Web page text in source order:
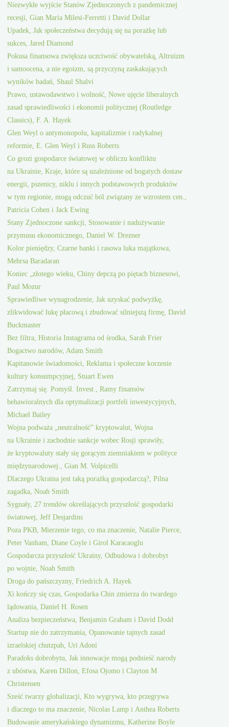
Niezwykłe wyjście Stanów Zjednoczonych z pandemicznej
recesji, Gian Maria Milesi-Ferretti i David Dollar
Upadek, Jak społeczeństwa decydują się na porażkę lub
sukces, Jared Diamond
Pokusa finansowa zwiększa uczciwość obywatelską, Altruizm
i samoocena, a nie egoizm, są przyczyną zaskakujących
wyników badań, Shaul Shalvi
Prawo, ustawodawstwo i wolność, Nowe ujęcie liberalnych
zasad sprawiedliwości i ekonomii politycznej (Routledge
Classics), F. A. Hayek
Glen Weyl o antymonopolu, kapitalizmie i radykalnej
reformie, E. Glen Weyl i Russ Roberts
Co grozi gospodarce światowej w obliczu konfliktu
na Ukrainie, Kraje, które są uzależnione od bogatych dostaw
energii, pszenicy, niklu i innych podstawowych produktów
w tym regionie, mogą odczuć ból związany ze wzrostem cen.,
Patricia Cohen i Jack Ewing
Stany Zjednoczone sankcji, Stosowanie i nadużywanie
przymusu ekonomicznego, Daniel W. Drezner
Kolor pieniędzy, Czarne banki i rasowa luka majątkowa,
Mehrsa Baradaran
Koniec „złotego wieku, Chiny depczą po piętach biznesowi,
Paul Mozur
Sprawiedliwe wynagrodzenie, Jak uzyskać podwyżkę,
zlikwidować lukę płacową i zbudować silniejszą firmę, David
Buckmaster
Bez filtra, Historia Instagrama od środka, Sarah Frier
Bogactwo narodów, Adam Smith
Kapitanowie świadomości, Reklama i społeczne korzenie
kultury konsumpcyjnej, Stuart Ewen
Zatrzymaj się. Pomyśl. Invest., Ramy finansów
behawioralnych dla optymalizacji portfeli inwestycyjnych,
Michael Bailey
Wojna podważa „neutralność” kryptowalut, Wojna
na Ukrainie i zachodnie sankcje wobec Rosji sprawiły,
że kryptowaluty stały się gorącym ziemniakiem w polityce
międzynarodowej., Gian M. Volpicelli
Dlaczego Ukraina jest taką porażką gospodarczą?, Pilna
zagadka, Noah Smith
Sygnały, 27 trendów określających przyszłość gospodarki
światowej, Jeff Desjardins
Poza PKB, Mierzenie tego, co ma znaczenie, Natalie Pierce,
Peter Vanham, Diane Coyle i Girol Karacaoglu
Gospodarcza przyszłość Ukrainy, Odbudowa i dobrobyt
po wojnie, Noah Smith
Droga do pańszczyzny, Friedrich A. Hayek
Xi kończy się czas, Gospodarka Chin zmierza do twardego
lądowania, Daniel H. Rosen
Analiza bezpieczeństwa, Benjamin Graham i David Dodd
Startup nie do zatrzymania, Opanowanie tajnych zasad
izraelskiej chutzpah, Uri Adoni
Paradoks dobrobytu, Jak innowacje mogą podnieść narody
z ubóstwa, Karen Dillon, Efosa Ojomo i Clayton M
Christensen
Sześć twarzy globalizacji, Kto wygrywa, kto przegrywa
i dlaczego to ma znaczenie, Nicolas Lamp i Anthea Roberts
Budowanie amerykańskiego dynamizmu, Katherine Boyle